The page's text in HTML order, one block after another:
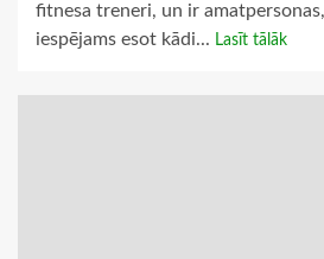
fitnesa treneri, un ir
iespējams esot kādi... Lasīt tālāk